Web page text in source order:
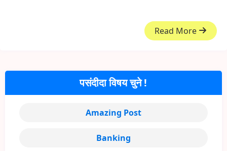
Read More
पसंदीदा विषय चुने !
Amazing Post
Banking